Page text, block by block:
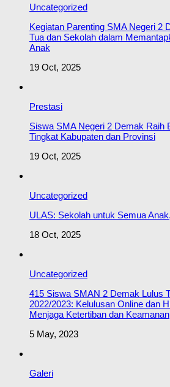
Uncategorized
Kegiatan Parenting SMA Negeri 2
Tua dan Sekolah dalam
Anak
19 Oct, 2025
Prestasi
Siswa SMA Negeri 2 Demak Raih
Tingkat Kabupaten dan Provinsi
19 Oct, 2025
Uncategorized
ULAS: Sekolah untuk Semua
18 Oct, 2025
Uncategorized
415 Siswa SMAN 2 Demak Lulus
2022/2023: Kelulusan Online dan
Menjaga Ketertiban dan Keamanan
5 May, 2023
Galeri